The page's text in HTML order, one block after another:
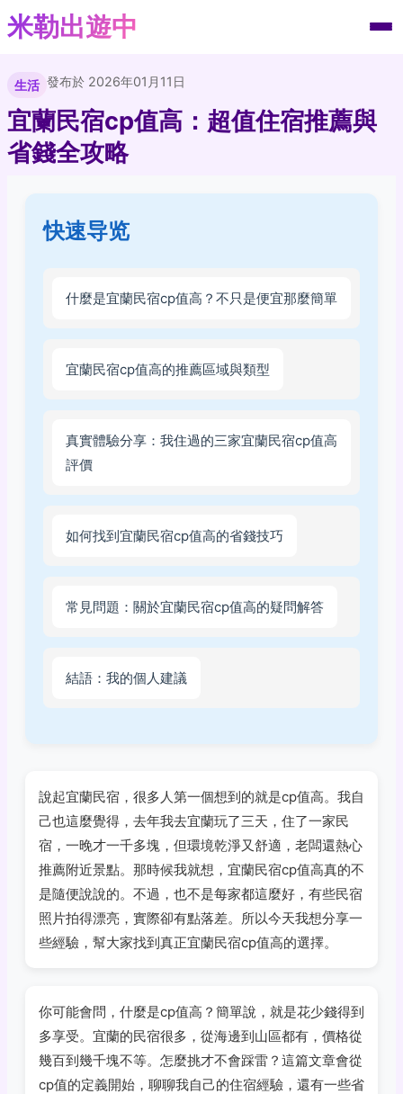
米勒出遊中
生活 發布於 2026年01月11日
宜蘭民宿cp值高：超值住宿推薦與
省錢全攻略
快速导览
什麼是宜蘭民宿cp值高？不只是便宜那麼簡單
宜蘭民宿cp值高的推薦區域與類型
真實體驗分享：我住過的三家宜蘭民宿cp值高
評價
如何找到宜蘭民宿cp值高的省錢技巧
常見問題：關於宜蘭民宿cp值高的疑問解答
結語：我的個人建議
說起宜蘭民宿，很多人第一個想到的就是cp值高。我自
己也這麼覺得，去年我去宜蘭玩了三天，住了一家民
宿，一晚才一千多塊，但環境乾淨又舒適，老闆還熱心
推薦附近景點。那時候我就想，宜蘭民宿cp值高真的不
是隨便說說的。不過，也不是每家都這麼好，有些民宿
照片拍得漂亮，實際卻有點落差。所以今天我想分享一
些經驗，幫大家找到真正宜蘭民宿cp值高的選擇。
你可能會問，什麼是cp值高？簡單說，就是花少錢得到
多享受。宜蘭的民宿很多，從海邊到山區都有，價格從
幾百到幾千塊不等。怎麼挑才不會踩雷？這篇文章會從
cp值的定義開始，聊聊我自己的住宿經驗，還有一些省